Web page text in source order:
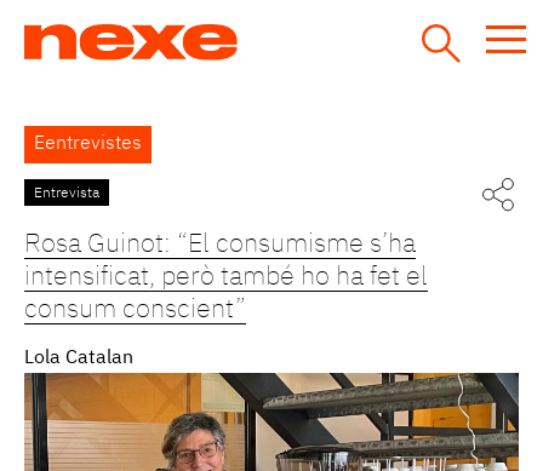
Back
to
top
Eentrevistes
Entrevista
Rosa Guinot: “El consumisme s’ha
intensificat, però també ho ha fet el
consum conscient”
Lola Catalan
Pàgines